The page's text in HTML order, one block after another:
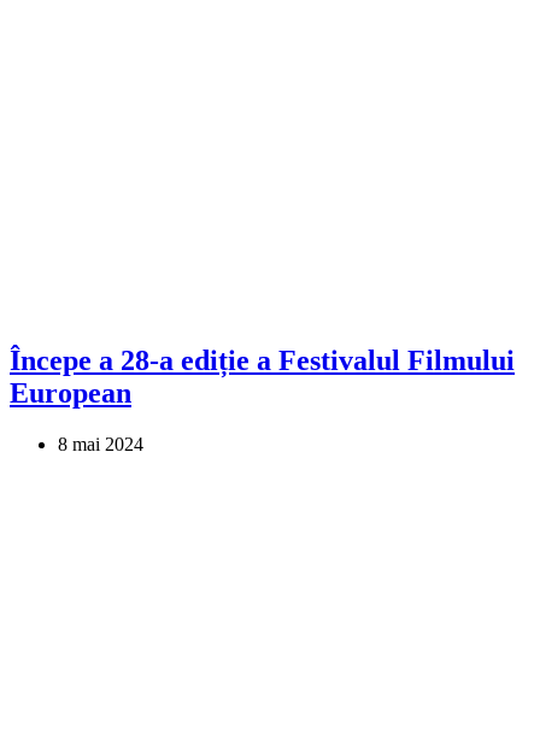
Începe a 28-a ediție a Festivalul Filmului
European
8 mai 2024